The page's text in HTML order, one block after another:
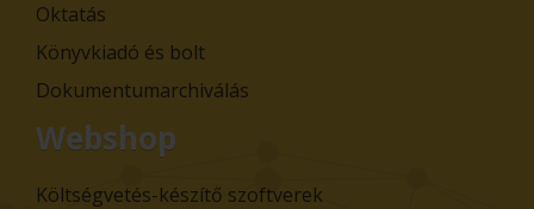
Oktatás
Könyvkiadó és bolt
Dokumentumarchiválás
Webshop
Költségvetés-készítő szoftverek